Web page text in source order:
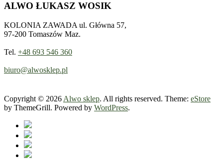
ALWO ŁUKASZ WOSIK
KOLONIA ZAWADA ul. Główna 57,
97-200 Tomaszów Maz.
Tel. +48 693 546 360
biuro@alwosklep.pl
Copyright © 2026 Alwo sklep. All rights reserved. Theme: eStore
by ThemeGrill. Powered by WordPress.